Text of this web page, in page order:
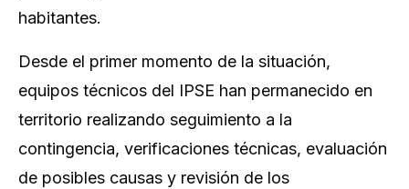
habitantes.
Desde el primer momento de la situación,
equipos técnicos del IPSE han permanecido en
territorio realizando seguimiento a la
contingencia, verificaciones técnicas, evaluación
de posibles causas y revisión de los